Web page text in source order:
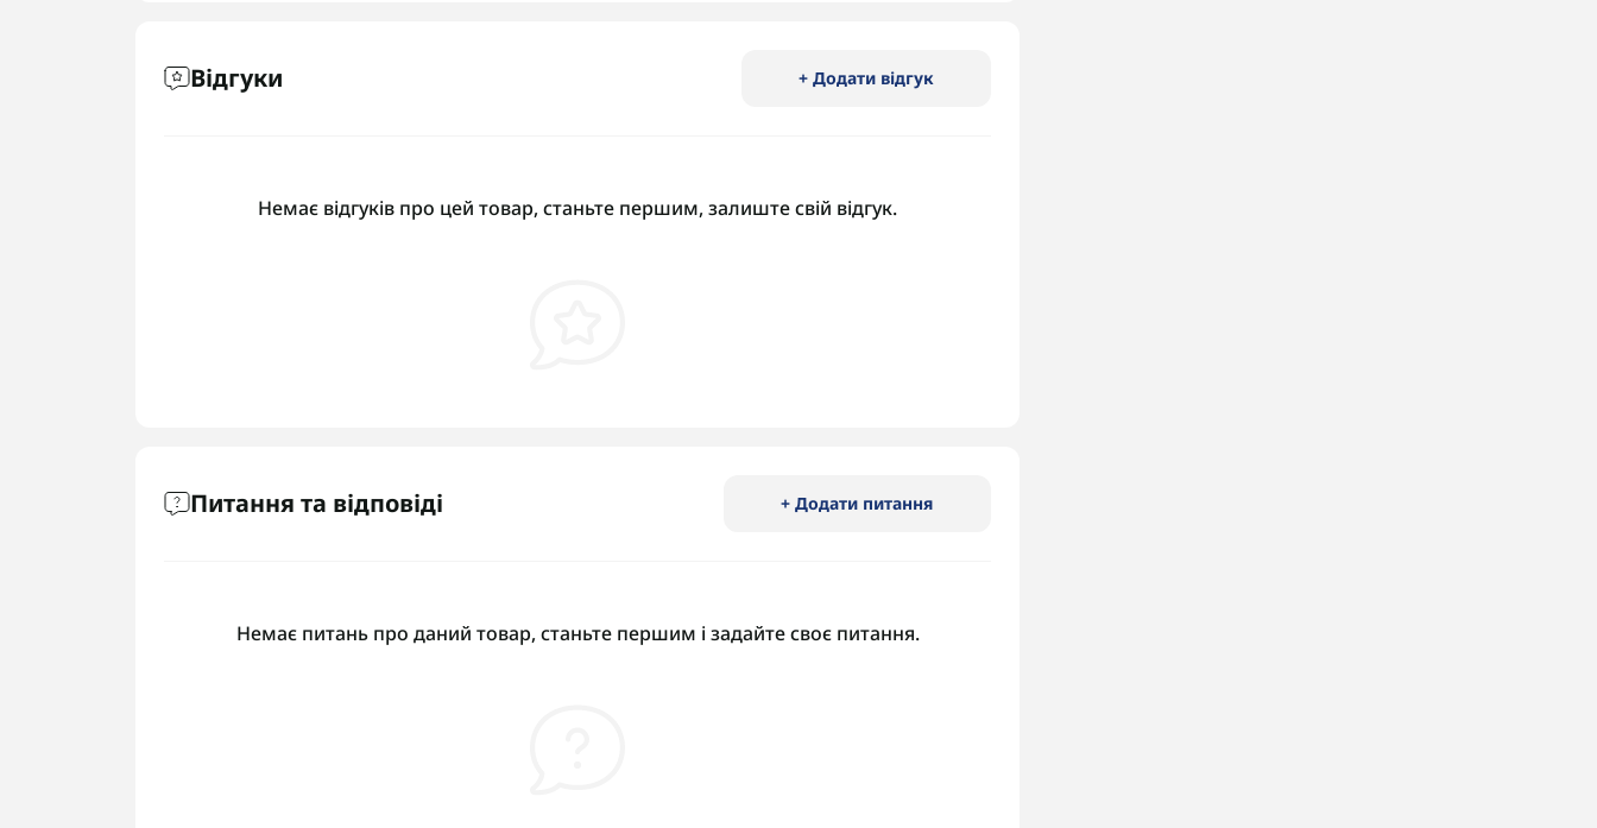
Відгуки + Додати відгук
Немає відгуків про цей товар, станьте першим, залиште свій відгук.
Питання та відповіді + Додати питання
Немає питань про даний товар, станьте першим і задайте своє питання.